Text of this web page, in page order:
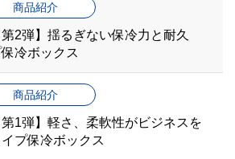
商品紹介
第2弾】揺るぎない保冷力と耐久
冷ボックス
商品紹介
第1弾】軽さ、柔軟性がビジネスを
プ保冷ボックス